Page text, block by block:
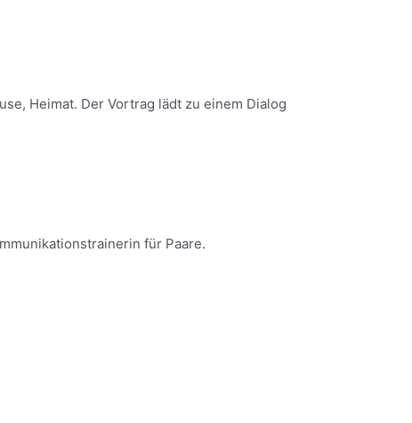
Heimat. Der Vortrag lädt zu einem Dialog
für Paare.